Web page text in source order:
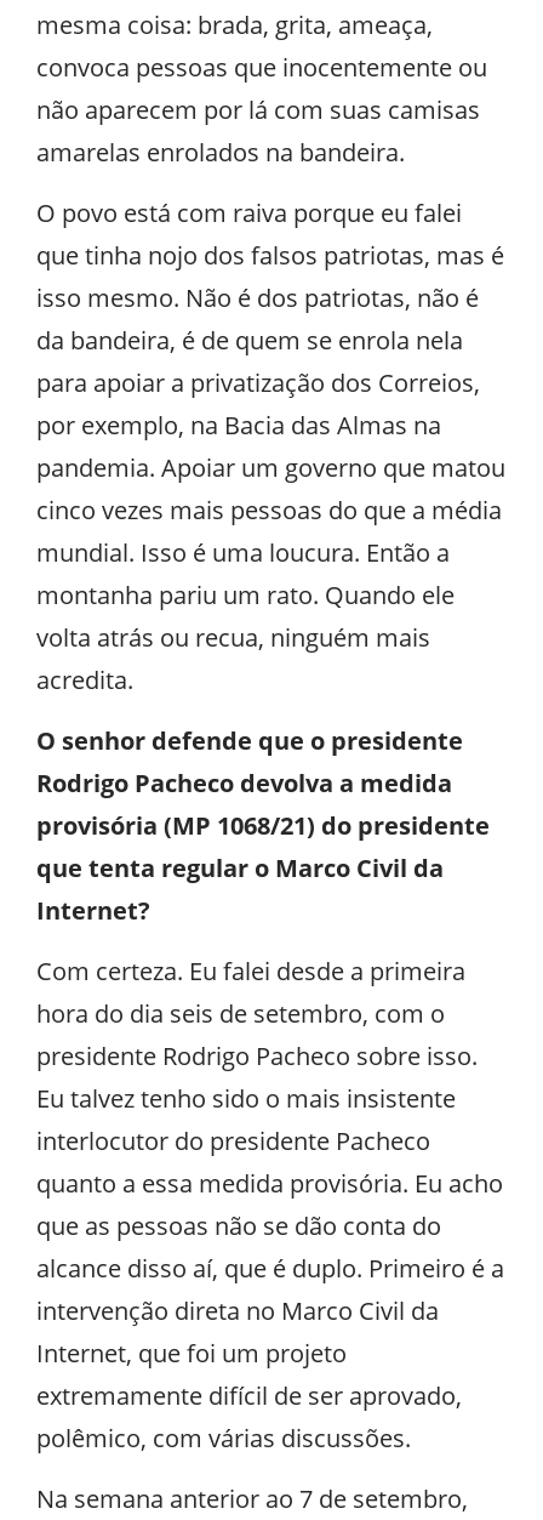
mesma coisa: brada, grita, ameaça,
convoca pessoas que inocentemente ou
não aparecem por lá com suas camisas
amarelas enrolados na bandeira.
O povo está com raiva porque eu falei
que tinha nojo dos falsos patriotas, mas é
isso mesmo. Não é dos patriotas, não é
da bandeira, é de quem se enrola nela
para apoiar a privatização dos Correios,
por exemplo, na Bacia das Almas na
pandemia. Apoiar um governo que matou
cinco vezes mais pessoas do que a média
mundial. Isso é uma loucura. Então a
montanha pariu um rato. Quando ele
volta atrás ou recua, ninguém mais
acredita.
O senhor defende que o presidente
Rodrigo Pacheco devolva a medida
provisória (MP 1068/21) do presidente
que tenta regular o Marco Civil da
Internet?
Com certeza. Eu falei desde a primeira
hora do dia seis de setembro, com o
presidente Rodrigo Pacheco sobre isso.
Eu talvez tenho sido o mais insistente
interlocutor do presidente Pacheco
quanto a essa medida provisória. Eu acho
que as pessoas não se dão conta do
alcance disso aí, que é duplo. Primeiro é a
intervenção direta no Marco Civil da
Internet, que foi um projeto
extremamente difícil de ser aprovado,
polêmico, com várias discussões.
Na semana anterior ao 7 de setembro,